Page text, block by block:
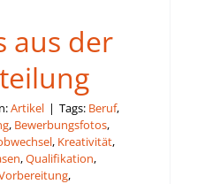
aus der
Artikel | Tags: Beruf,
, Bewerbungsfotos,
, Kreativität,
,Qualifikation,
,